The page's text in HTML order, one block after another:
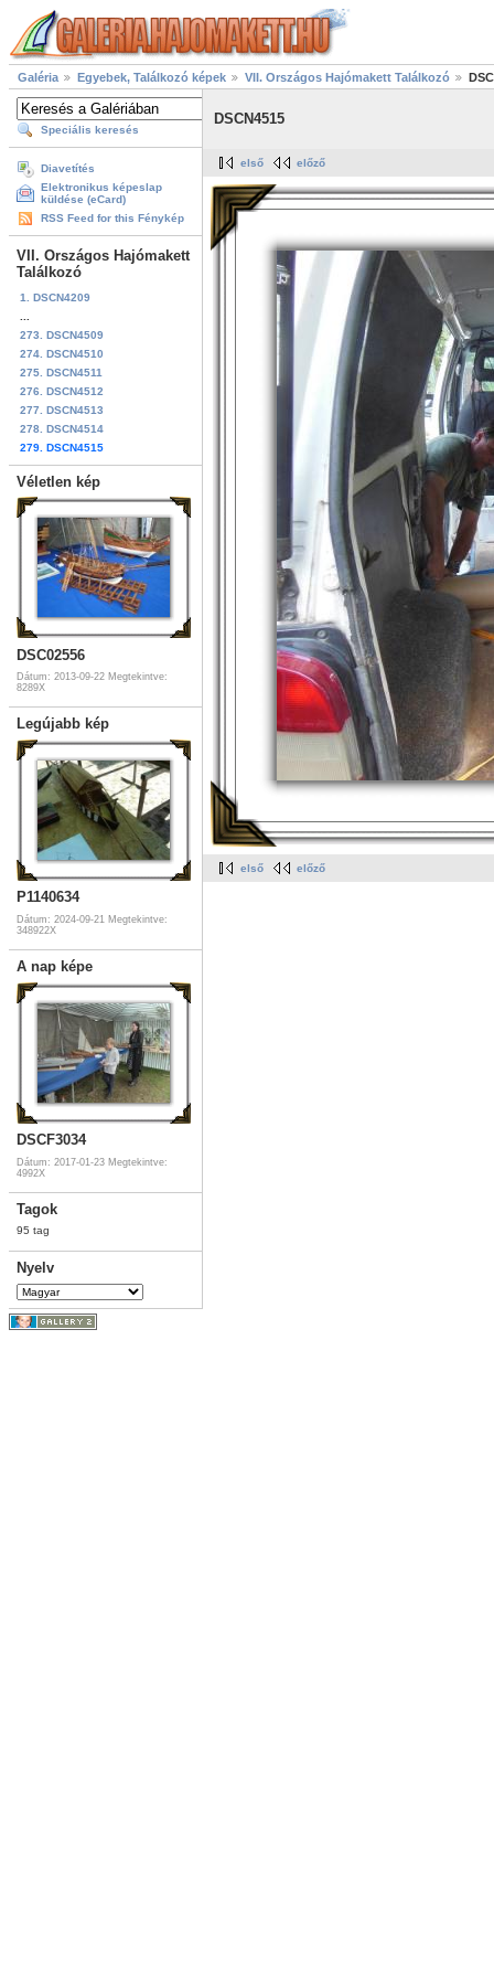
Galéria Egyebek, Találkozó képek VII. Országos Hajómakett Találkozó
Speciális keresés
Diavetítés
Elektronikus képeslap
küldése (eCard)
RSS Feed for this Fénykép
VII. Országos Hajómakett
Találkozó
1. DSCN4209
273. DSCN4509
274. DSCN4510
275. DSCN4511
276. DSCN4512
277. DSCN4513
278. DSCN4514
279. DSCN4515
Véletlen kép
DSC02556
Dátum: 2013-09-22 Megtekintve:
8289X
Legújabb kép
P1140634
Dátum: 2024-09-21 Megtekintve:
348922X
A nap képe
DSCF3034
Dátum: 2017-01-23 Megtekintve:
4992X
Tagok
95 tag
Nyelv
DSCN4515
első előző
első előző